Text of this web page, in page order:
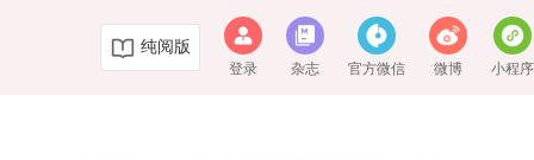
纯阅版
登录 杂志 官方微信 微博 小程序